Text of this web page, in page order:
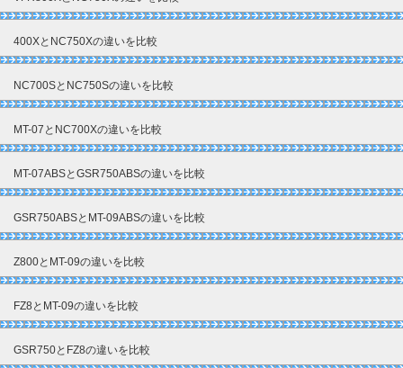
400XとNC750Xの違いを比較
NC700SとNC750Sの違いを比較
MT-07とNC700Xの違いを比較
MT-07ABSとGSR750ABSの違いを比較
GSR750ABSとMT-09ABSの違いを比較
Z800とMT-09の違いを比較
FZ8とMT-09の違いを比較
GSR750とFZ8の違いを比較